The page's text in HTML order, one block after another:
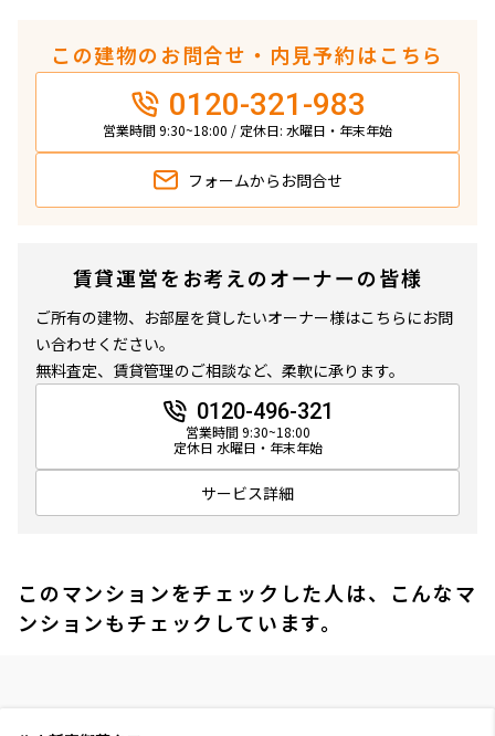
この建物のお問合せ・内見予約はこちら
0120-321-983
営業時間 9:30~18:00 / 定休日: 水曜日・年末年始
フォームから お問合せ
賃貸運営をお考えのオーナーの皆様
ご所有の建物、お部屋を貸したいオーナー様はこちらにお問
い合わせください。
無料査定、賃貸管理のご相談など、柔軟に承ります。
0120-496-321
営業時間 9:30~18:00
定休日 水曜日・年末年始
サービス詳細
このマンションをチェックした人は、こんなマ
ンションもチェックしています。